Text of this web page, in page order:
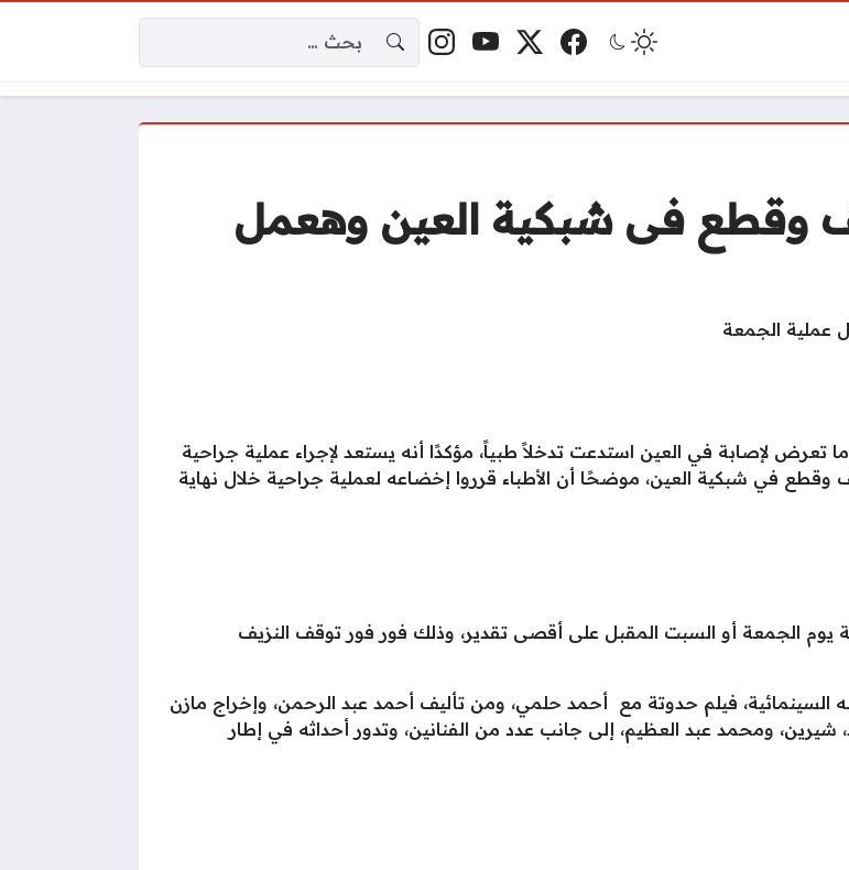
مواقع التواصل فيسبوكمنصة إكس
يوتيوبإنستغرام
البحث عن:
وقطع فى شبكية العين وهعمل
لإصابة في العين استدعت تدخلاً طبياً، مؤكدًا أنه يستعد لإجراء عملية جراحية
وقطع في شبكية العين، موضحًا أن الأطباء قرروا إخضاعه لعملية جراحية خلال نهاية
يوم الجمعة أو السبت المقبل على أقصى تقدير، وذلك فور فور توقف النزيف
فيلم حدوتة مع أحمد حلمي، ومن تأليف أحمد عبد الرحمن، وإخراج مازن
ومحمد عبد العظيم، إلى جانب عدد من الفنانين، وتدور أحداثه في إطار